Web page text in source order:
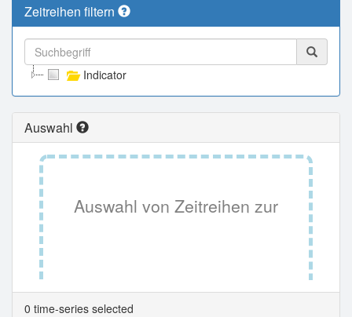
Zeitreihen filtern
Indicator
Auswahl
Auswahl von Zeitreihen zur
Tabellenansicht.
0 time-series selected